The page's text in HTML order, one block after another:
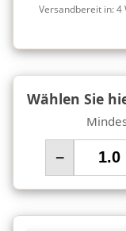
Versandbereit in:4
Wählen Sie
−